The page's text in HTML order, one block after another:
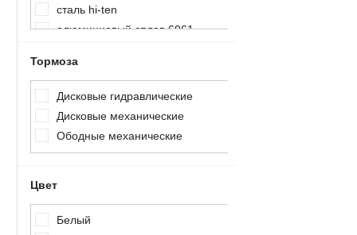
сталь hi-ten
алюминиевый сплав 6061
Тормоза
Дисковые гидравлические
Дисковые механические
Ободные механические
Цвет
Белый